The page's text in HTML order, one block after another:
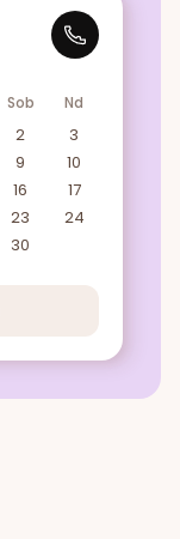
Sob Nd
2
3
9
10
16
17
23
24
30